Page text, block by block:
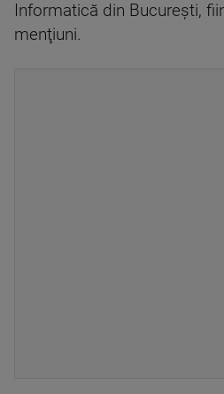
Informatică din Bucureşti,
menţiuni.